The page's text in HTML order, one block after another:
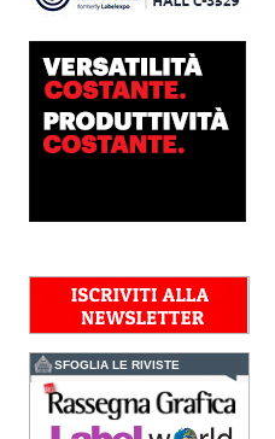
Minolta, il sistema inkjet UV
LED B2+ progettato per...
Polyedra diventa un
marchio europeo: nasce
Spagna, Francia e...
Kolor+Service e T&K
Grafiche
L’intesa porta nel Gruppo
una gamma completa di
soluzioni per la misurazione
e il controllo del colore e
SFOGLIA LE RIVISTE